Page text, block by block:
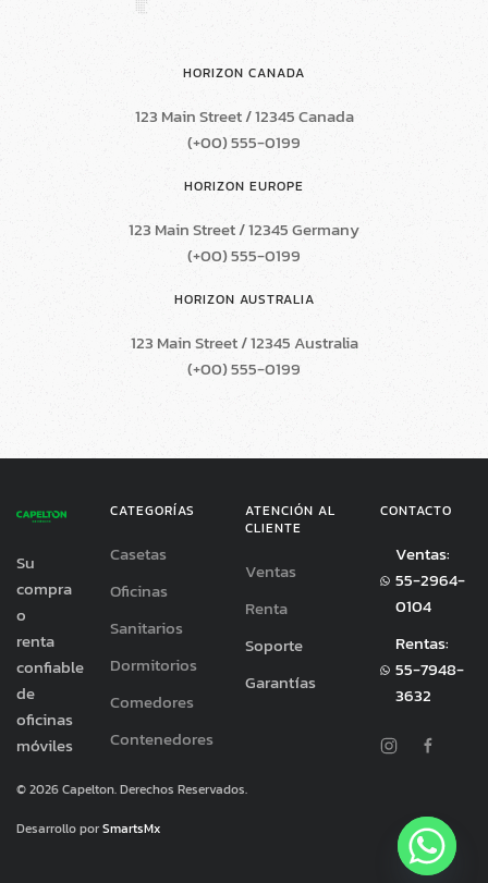
HORIZON CANADA
123 Main Street / 12345 Canada
(+00) 555-0199
HORIZON EUROPE
123 Main Street / 12345 Germany
(+00) 555-0199
HORIZON AUSTRALIA
123 Main Street / 12345 Australia
(+00) 555-0199
Su
compra
o
renta
confiable
de
oficinas
móviles
CATEGORÍAS
Casetas
Oficinas
Sanitarios
Dormitorios
Comedores
Contenedores
ATENCIÓN AL
CLIENTE
Ventas
Renta
Soporte
Garantías
CONTACTO
Ventas:
55-2964-
0104
Rentas:
55-7948-
3632
©2026Capelton. Derechos Reservados.
Desarrollo porSmartsMx